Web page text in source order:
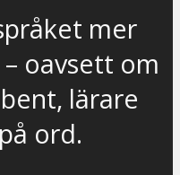
mer
oavsett om
lärare
ord.